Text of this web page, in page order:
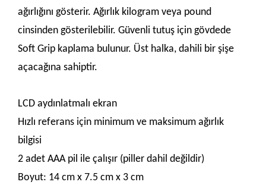
ağırlığını gösterir. Ağırlık kilogram veya pound
cinsinden gösterilebilir. Güvenli tutuş için gövdede
Soft Grip kaplama bulunur. Üst halka, dahili bir şişe
açacağına sahiptir.
LCD aydınlatmalı ekran
Hızlı referans için minimum ve maksimum ağırlık
bilgisi
2 adet AAA pil ile çalışır (piller dahil değildir)
Boyut: 14 cm x 7.5 cm x 3 cm